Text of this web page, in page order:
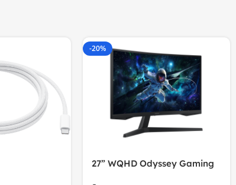
-20%
27” WQHD Odyssey Gaming